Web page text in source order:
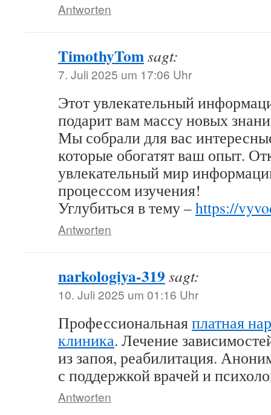
Antworten
TimothyTomsagt:
7. Juli 2025 um 17:06 Uhr
Этот увлекательный
подарит вам массу новых
Мы собрали для вас
которые обогатят ваш опыт.
увлекательный мир
процессом изучения!
Углубиться в тему –https://
Antworten
narkologiya-319 sagt:
10. Juli 2025 um 01:16 Uhr
Профессиональнаяплатная
клиника. Лечение
из запоя, реабилитация.
с поддержкой врачей и
Antworten